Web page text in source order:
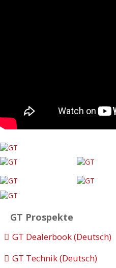
GT Prospekte
GT Dealerbook (Deutsch)
GT Technik (Deutsch)